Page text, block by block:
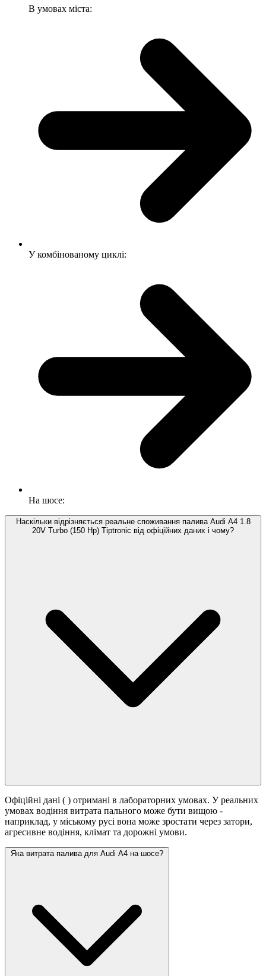
В умовах міста:
У комбінованому циклі:
На шосе:
Наскільки відрізняється реальне споживання палива Audi A4 1.8
20V Turbo (150 Hp) Tiptronic від офіційних даних і чому?
Офіційні дані ( ) отримані в лабораторних умовах. У реальних
умовах водіння витрата пального може бути вищою -
наприклад, у міському русі вона може зростати через затори,
агресивне водіння, клімат та дорожні умови.
Яка витрата палива для Audi A4 на шосе?